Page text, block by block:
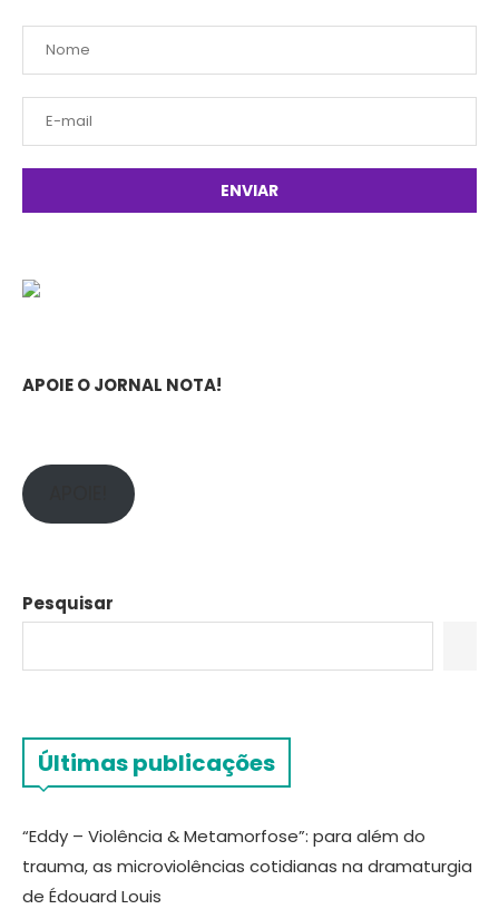
APOIE O JORNAL NOTA!
Pesquisar
Últimas publicações
“Eddy – Violência & Metamorfose”: para além do
trauma, as microviolências cotidianas na dramaturgia
de Édouard Louis